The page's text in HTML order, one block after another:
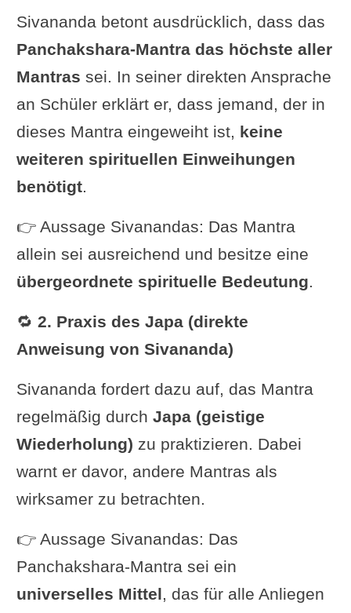
Sivananda betont ausdrücklich, dass das
Panchakshara-Mantra das höchste aller
Mantras sei. In seiner direkten Ansprache
an Schüler erklärt er, dass jemand, der in
dieses Mantra eingeweiht ist, keine
weiteren spirituellen Einweihungen
benötigt.
👉 Aussage Sivanandas: Das Mantra
allein sei ausreichend und besitze eine
übergeordnete spirituelle Bedeutung.
🔁 2. Praxis des Japa (direkte
Anweisung von Sivananda)
Sivananda fordert dazu auf, das Mantra
regelmäßig durch Japa (geistige
Wiederholung) zu praktizieren. Dabei
warnt er davor, andere Mantras als
wirksamer zu betrachten.
👉 Aussage Sivanandas: Das
Panchakshara-Mantra sei ein
universelles Mittel, das für alle Anliegen